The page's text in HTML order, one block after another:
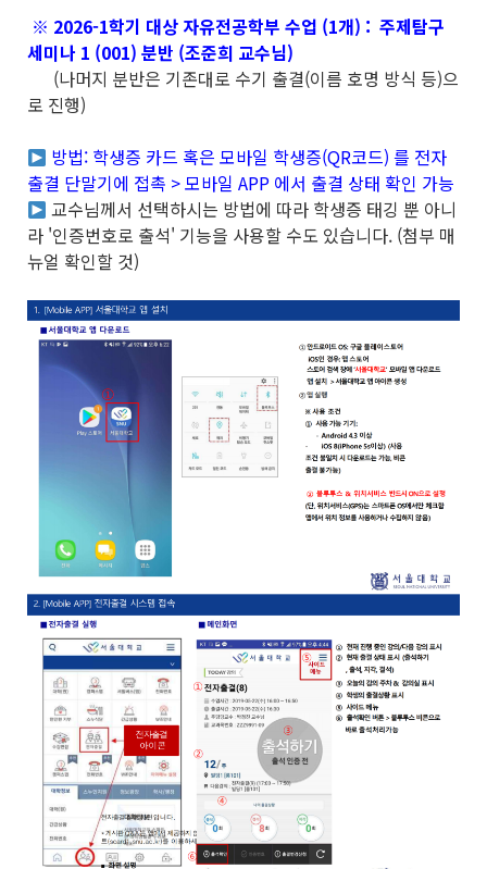
※ 2026-1학기 대상 자유전공학부 수업 (1개) : 주제탐구
세미나 1 (001) 분반 (조준희 교수님)
(나머지 분반은 기존대로 수기 출결(이름 호명 방식 등)으
로 진행)
방법: 학생증 카드 혹은 모바일 학생증(QR코드) 를 전자
출결 단말기에 접촉 > 모바일 APP 에서 출결 상태 확인 가능
교수님께서 선택하시는 방법에 따라 학생증 태깅 뿐 아니
라 '인증번호로 출석' 기능을 사용할 수도 있습니다. (첨부 매
뉴얼 확인할 것)